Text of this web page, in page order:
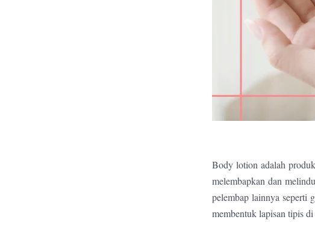
Body lotion adalah
melembapkan dan
pelembap lainnya seperti
membentuk lapisan tipis